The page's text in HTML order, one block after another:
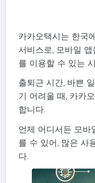
카카오택시는 한국
서비스로, 모바일
를 이용할 수 있는
출퇴근 시간, 바쁜
기 어려울 때, 카카
합니다.
언제 어디서든 모바
를 수 있어, 많은 사
다.